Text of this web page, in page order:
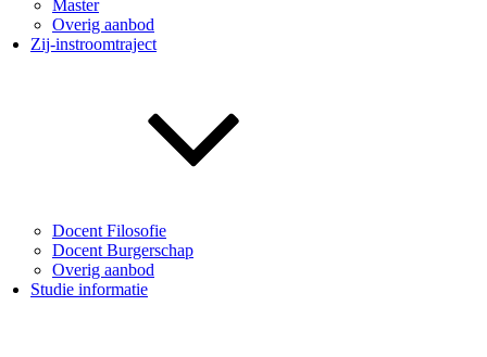
Master
Overig aanbod
Zij-instroomtraject
Docent Filosofie
Docent Burgerschap
Overig aanbod
Studie informatie